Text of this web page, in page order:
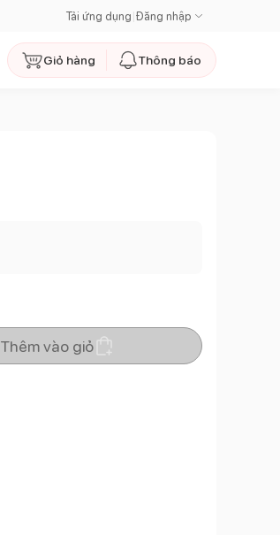
Tải ứng dụng Đăng nhập
Giỏ hàng Thông báo
Thêm vào giỏ